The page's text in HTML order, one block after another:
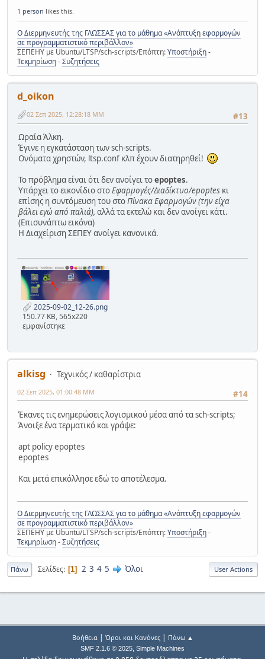
1 person likes this.
Ο Διερμηνευτής της ΓΛΩΣΣΑΣ για το μάθημα «Ανάπτυξη εφαρμογών
σε προγραμματιστικό περιβάλλον»
ΣΕΠΕΗΥ με Ubuntu/LTSP/sch-scripts/Επόπτη:Υποστήριξη-
Τεκμηρίωση-Συζητήσεις
d_oikon
#13
02 Σεπ 2025, 12:28:18 ΜΜ
Ωραία Άλκη.
Έγινε η εγκατάσταση των sch-scripts.
Ονόματα χρηστών, ltsp.conf κλπ έχουν διατηρηθεί!
Το πρόβλημα είναι ότι δεν ανοίγει τοepoptes.
Υπάρχει το εικονίδιο στοΕφαρμογές/Διαδίκτυο/epoptes κι
επίσης η συντόμευση του στοΠίνακα Εφαρμογών (την είχα
βάλει εγώ από παλιά), αλλά τα εκτελώ και δεν ανοίγει κάτι.
(Επισυνάπτω εικόνα)
Η Διαχείριση ΣΕΠΕΥ ανοίγει κανονικά.
2025-09-02_12-26.png
150.77 KB, 565x220
εμφανίστηκε
alkisg
Τεχνικός / καθαρίστρια
#14
02 Σεπ 2025, 01:00:48 ΜΜ
Έκανες τις ενημερώσεις λογισμικού μέσα από τα sch-scripts;
Άνοιξε ένα τερματικό και γράψε:
apt policy epoptes
epoptes
Και μετά επικόλλησε εδώ το αποτέλεσμα.
Ο Διερμηνευτής της ΓΛΩΣΣΑΣ για το μάθημα «Ανάπτυξη εφαρμογών
σε προγραμματιστικό περιβάλλον»
ΣΕΠΕΗΥ με Ubuntu/LTSP/sch-scripts/Επόπτη:Υποστήριξη-
Τεκμηρίωση-Συζητήσεις
Πάνω Σελίδες 1 2 3 4 5 Όλοι User Actions
Βοήθεια| Όροι και Κανόνες| Πάνω ▲
SMF 2.1.6 © 2025, Simple Machines